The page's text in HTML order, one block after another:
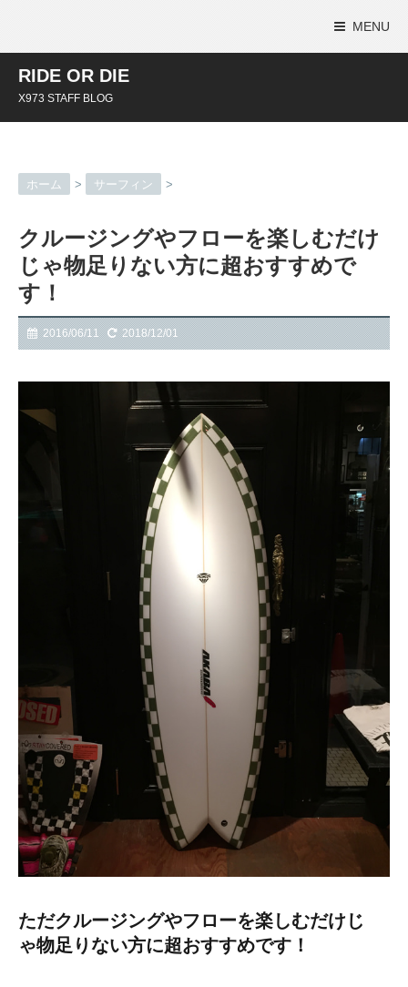
MENU
RIDE OR DIE
X973 STAFF BLOG
ホーム > サーフィン >
クルージングやフローを楽しむだけ
じゃ物足りない方に超おすすめで
す！
2016/06/11 2018/12/01
ただクルージングやフローを楽しむだけじ
ゃ物足りない方に超おすすめです！